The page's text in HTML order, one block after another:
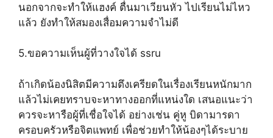
นอกจากจะทำให้แฮงค์ ตื่นมาเวียนหัว ไปเรียนไม่ไหว
แล้ว ยังทำให้สมองเสื่อมความจำไม่ดี
5.ขอความเห็นผู้ที่วางใจได้ ssru
ถ้าเกิดน้องนิสิตมีความตึงเครียดในเรื่องเรียนหนักมาก
แล้วไม่เคยทราบจะหาทางออกที่แหน่งใด เสนอแนะว่า
ควรจะหารือผู้ที่เชื่อใจได้ อย่างเช่น คู่หู บิดามารดา
ครอบครัวหรือจิตแพทย์ เพื่อช่วยทำให้น้องๆได้ระบาย